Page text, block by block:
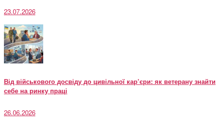
23.07.2026
Від військового досвіду до цивільної кар’єри: як ветерану знайти
себе на ринку праці
26.06.2026